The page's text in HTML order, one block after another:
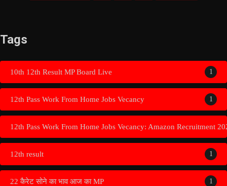
Tags
10th 12th Result MP Board Live 1
12th Pass Work From Home Jobs Vecancy 1
12th Pass Work From Home Jobs Vecancy: Amazon Recruitment
12th result 1
22 कैरेट सोने का भाव आज का MP 1